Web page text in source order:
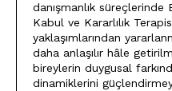
danışmanlık süreçlerinde
Kabul ve Kararlılık
yaklaşımlarından
daha anlaşılır hâle
bireylerin duygusal
dinamiklerini